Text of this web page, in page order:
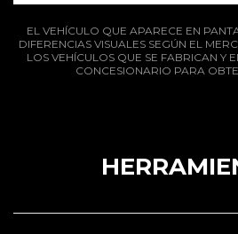
EL VEHÍCULO QUE APARECE EN
DIFERENCIAS VISUALES SEGÚN EL
LOS VEHÍCULOS QUE SE FABRICAN Y
CONCESIONARIO PARA